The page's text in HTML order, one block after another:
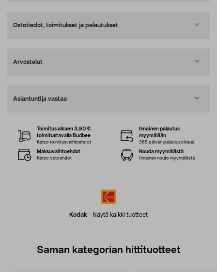
Ostotiedot, toimitukset ja palautukset
Arvostelut
Asiantuntija vastaa
Kodak - Näytä kaikki tuotteet
Toimitus alkaen 3,90 €
toimitustavalla Budbee
Katso toimitusvaihtoehdot
Ilmainen palautus
myymälään
365 päivän palautusoikeus
Maksuvaihtoehdot
Katso ostoehdot
Nouda myymälästä
Ilmainen nouto myymälästä
Saman kategorian hittituotteet